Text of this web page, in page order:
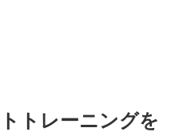
トレーニングを